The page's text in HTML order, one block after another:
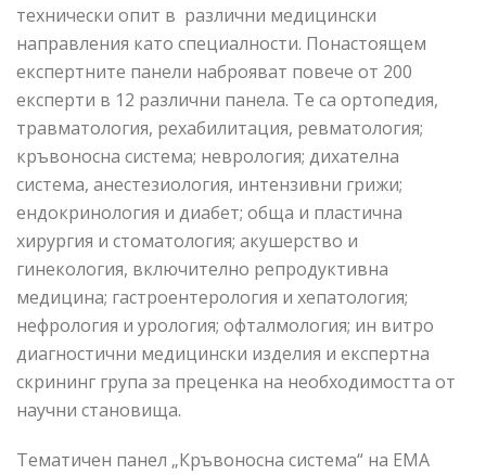
технически опит в различни медицински
направления като специалности. Понастоящем
експертните панели наброяват повече от 200
експерти в 12 различни панела. Те са ортопедия,
травматология, рехабилитация, ревматология;
кръвоносна система; неврология; дихателна
система, анестезиология, интензивни грижи;
ендокринология и диабет; обща и пластична
хирургия и стоматология; акушерство и
гинекология, включително репродуктивна
медицина; гастроентерология и хепатология;
нефрология и урология; офталмология; ин витро
диагностични медицински изделия и експертна
скрининг група за преценка на необходимостта от
научни становища.
Тематичен панел „Кръвоносна система“ на ЕМА